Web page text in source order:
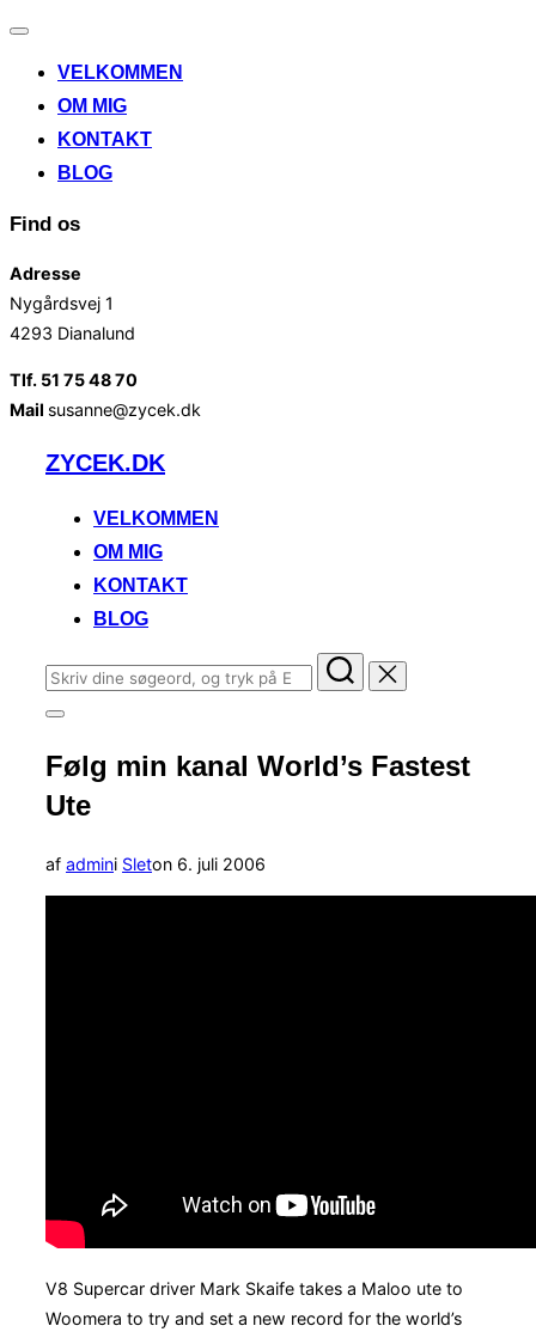
Slå
til/fraVELKOMMEN
OM MIG
KONTAKT
BLOG
Find os
Adresse
Nygårdsvej 1
4293 Dianalund
Tlf. 51 75 48 70
Mail susanne@zycek.dk
VidereZYCEK.DK
VELKOMMEN
OM MIG
KONTAKT
BLOG
Søg
efter:
Slå
i
sidekolonne
til/fra
Følg min kanal World’s Fastest
Ute
af admini Sleton Udgivet
d.
6. juli 2006
V8 Supercar driver Mark Skaife takes a Maloo ute to
Woomera to try and set a new record for the world’s